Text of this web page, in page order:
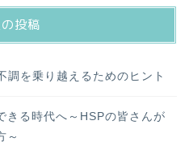
投稿
調を乗り越えるためのヒント
きる時代へ～HSPの皆さんが
～